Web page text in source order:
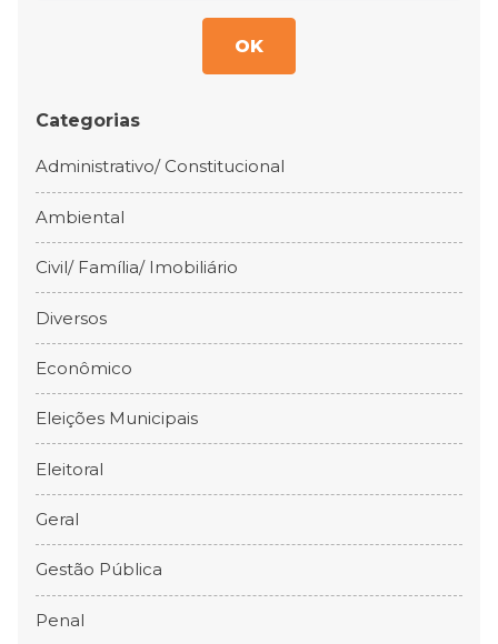
OK
Categorias
Administrativo/ Constitucional
Ambiental
Civil/ Família/ Imobiliário
Diversos
Econômico
Eleições Municipais
Eleitoral
Geral
Gestão Pública
Penal